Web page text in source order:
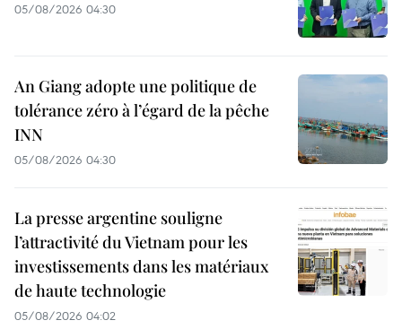
05/08/2026 04:30
An Giang adopte une politique de
tolérance zéro à l’égard de la pêche
INN
05/08/2026 04:30
La presse argentine souligne
l’attractivité du Vietnam pour les
investissements dans les matériaux
de haute technologie
05/08/2026 04:02